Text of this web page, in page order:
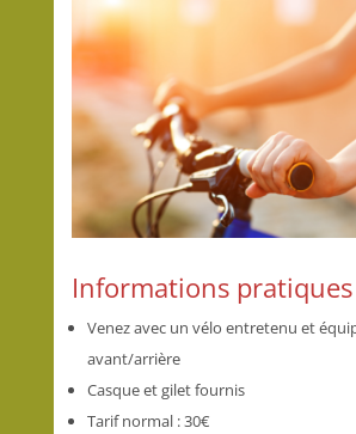
Informations pratiques
Venez avec un vélo entretenu et
avant/arrière
Casque et gilet fournis
Tarif normal : 30€